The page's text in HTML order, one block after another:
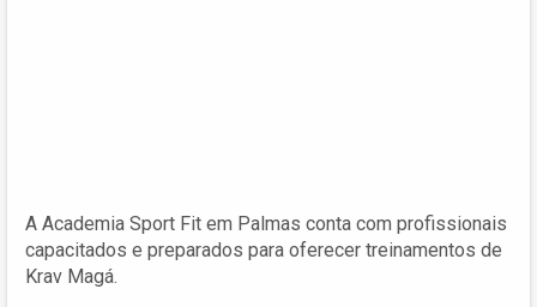
A Academia Sport Fit em Palmas conta com profissionais
capacitados e preparados para oferecer treinamentos de
Krav Magá.